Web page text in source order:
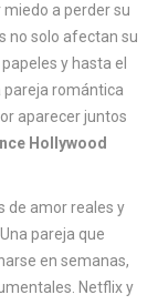
a perder su
no solo afectan su
y hasta el
pareja romántica
aparecer juntos
Hollywood
de amorreales y
pareja que
en semanas,
Netflix y